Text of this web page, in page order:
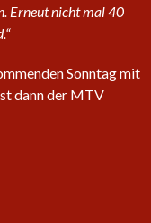
Erneut nicht mal 40
Sonntag mit
dann der MTV